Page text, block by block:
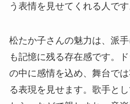
う表情を見せてくれる人です
松たか子さんの魅力は、派
も記憶に残る存在感です。
の中に感情を込め、舞台で
る表現を見せます。歌手と